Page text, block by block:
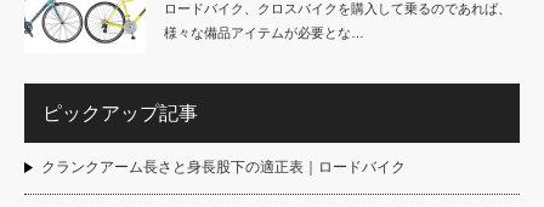
ロードバイク、クロスバイクを購入して乗るのであれば、
様々な備品アイテムが必要とな…
ピックアップ記事
クランクアーム長さと身長股下の適正表｜ロードバイク